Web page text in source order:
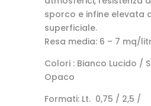
sporco e infine elevata
superficiale.
Resa media: 6 – 7 mq/
Colori : Bianco Lucido /
Opaco
Formati: Lt. 0,75 / 2,5 /